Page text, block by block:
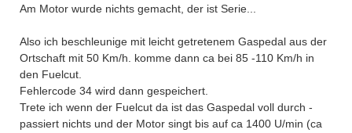
Am Motor wurde nichts gemacht, der ist Serie...
Also ich beschleunige mit leicht getretenem Gaspedal aus der
Ortschaft mit 50 Km/h. komme dann ca bei 85 -110 Km/h in
den Fuelcut.
Fehlercode 34 wird dann gespeichert.
Trete ich wenn der Fuelcut da ist das Gaspedal voll durch -
passiert nichts und der Motor singt bis auf ca 1400 U/min (ca